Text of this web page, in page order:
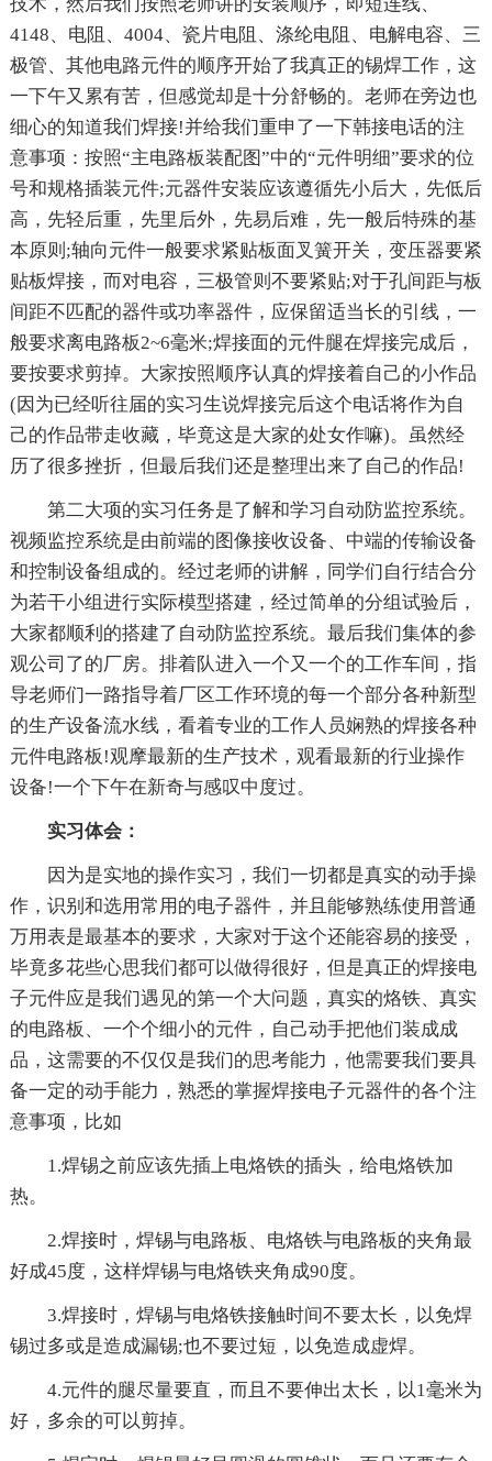
4148、电阻、4004、瓷片电阻、涤纶电阻、电解电容、三
极管、其他电路元件的顺序开始了我真正的锡焊工作，这
一下午又累有苦，但感觉却是十分舒畅的。老师在旁边也
细心的知道我们焊接!并给我们重申了一下韩接电话的注
意事项：按照“主电路板装配图”中的“元件明细”要求的位
号和规格插装元件;元器件安装应该遵循先小后大，先低后
高，先轻后重，先里后外，先易后难，先一般后特殊的基
本原则;轴向元件一般要求紧贴板面叉簧开关，变压器要紧
贴板焊接，而对电容，三极管则不要紧贴;对于孔间距与板
间距不匹配的器件或功率器件，应保留适当长的引线，一
般要求离电路板2~6毫米;焊接面的元件腿在焊接完成后，
要按要求剪掉。大家按照顺序认真的焊接着自己的小作品
(因为已经听往届的实习生说焊接完后这个电话将作为自
己的作品带走收藏，毕竟这是大家的处女作嘛)。虽然经
历了很多挫折，但最后我们还是整理出来了自己的作品!
第二大项的实习任务是了解和学习自动防监控系统。
视频监控系统是由前端的图像接收设备、中端的传输设备
和控制设备组成的。经过老师的讲解，同学们自行结合分
为若干小组进行实际模型搭建，经过简单的分组试验后，
大家都顺利的搭建了自动防监控系统。最后我们集体的参
观公司了的厂房。排着队进入一个又一个的工作车间，指
导老师们一路指导着厂区工作环境的每一个部分各种新型
的生产设备流水线，看着专业的工作人员娴熟的焊接各种
元件电路板!观摩最新的生产技术，观看最新的行业操作
设备!一个下午在新奇与感叹中度过。
实习体会：
因为是实地的操作实习，我们一切都是真实的动手操
作，识别和选用常用的电子器件，并且能够熟练使用普通
万用表是最基本的要求，大家对于这个还能容易的接受，
毕竟多花些心思我们都可以做得很好，但是真正的焊接电
子元件应是我们遇见的第一个大问题，真实的烙铁、真实
的电路板、一个个细小的元件，自己动手把他们装成成
品，这需要的不仅仅是我们的思考能力，他需要我们要具
备一定的动手能力，熟悉的掌握焊接电子元器件的各个注
意事项，比如
1.焊锡之前应该先插上电烙铁的插头，给电烙铁加
热。
2.焊接时，焊锡与电路板、电烙铁与电路板的夹角最
好成45度，这样焊锡与电烙铁夹角成90度。
3.焊接时，焊锡与电烙铁接触时间不要太长，以免焊
锡过多或是造成漏锡;也不要过短，以免造成虚焊。
4.元件的腿尽量要直，而且不要伸出太长，以1毫米为
好，多余的可以剪掉。